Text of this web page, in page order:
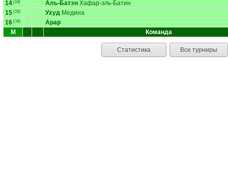
14 (14) Аль-Батэн Хафар-эль-Батин
15 (15) Ухуд Медина
16 (16)
Арар
М
Команда
Статистика Все турниры